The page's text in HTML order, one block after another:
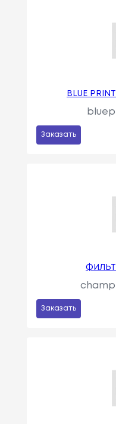
BLUE
Заказать
Заказать